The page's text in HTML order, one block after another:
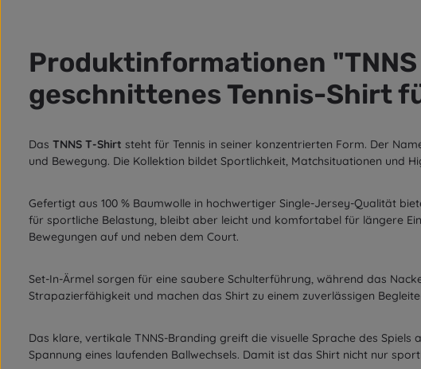
Produktinformationen
geschnittenes Tennis-Shirt
Das TNNS T-Shirt steht für Tennis in seiner konzentrierten Form. Der
und Bewegung. Die Kollektion bildet Sportlichkeit, Matchsituationen und
Gefertigt aus 100 % Baumwolle in hochwertiger Single-Jersey-Qualität
für sportliche Belastung, bleibt aber leicht und komfortabel für längere
Bewegungen auf und neben dem Court.
Set-In-Ärmel sorgen für eine saubere Schulterführung, während das
Strapazierfähigkeit und machen das Shirt zu einem zuverlässigen
Das klare, vertikale TNNS-Branding greift die visuelle Sprache des
Spannung eines laufenden Ballwechsels. Damit ist das Shirt nicht nur